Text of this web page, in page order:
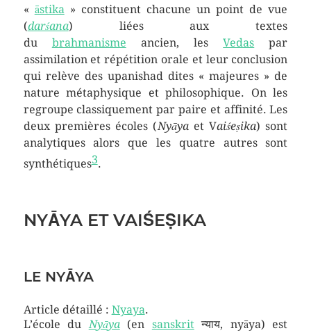
« āstika » constituent chacune un point de vue
(darśana) liées aux textes
du brahmanisme ancien, lesVedas par
assimilation et répétition orale et leur conclusion
qui relève des upanishad dites « majeures » de
nature métaphysique et philosophique. On les
regroupe classiquement par paire et affinité. Les
deux premières écoles (Nyāyaet Vaiśeṣika) sont
analytiques alors que les quatre autres sont
synthétiques3.
NYĀYA ET VAIŚEṢIKA
LE NYĀYA
Article détaillé : Nyaya.
L’école duNyāya(en sanskritन्याय, nyāya) est